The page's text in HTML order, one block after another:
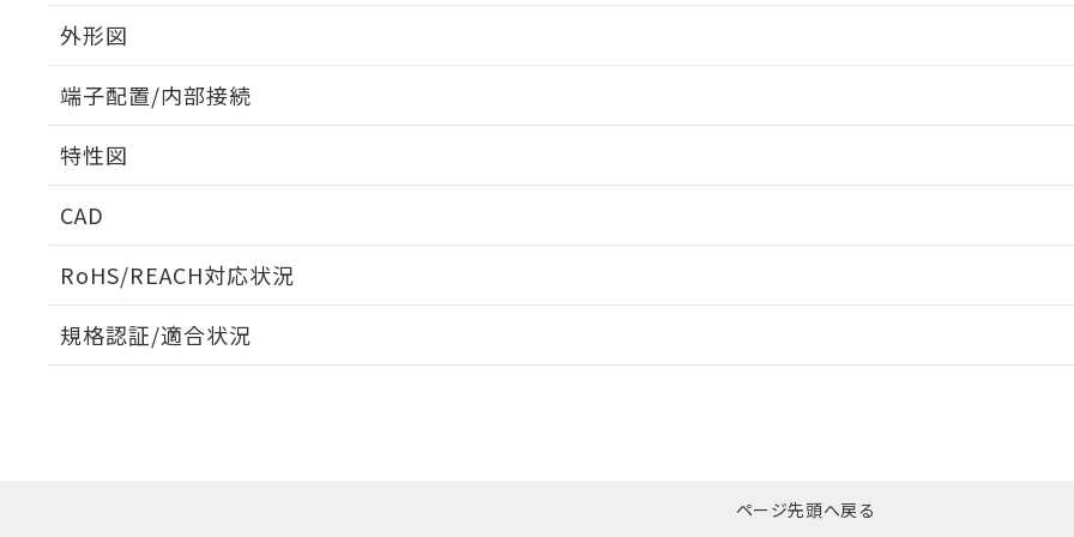
外形図
端子配置/内部接続
特性図
CAD
RoHS/REACH対応状況
EU RoHS 注意事項・凡例
ダウンロードはこちら
規格認証/適合状況
ページ先頭へ戻る